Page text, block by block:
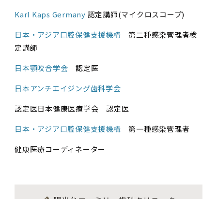
Karl Kaps Germany 認定講師(マイクロスコープ)
日本・アジア口腔保健支援機構 第二種感染管理者検
定講師
日本顎咬合学会 認定医
日本アンチエイジング歯科学会
認定医日本健康医療学会 認定医
日本・アジア口腔保健支援機構 第一種感染管理者
健康医療コーディネーター